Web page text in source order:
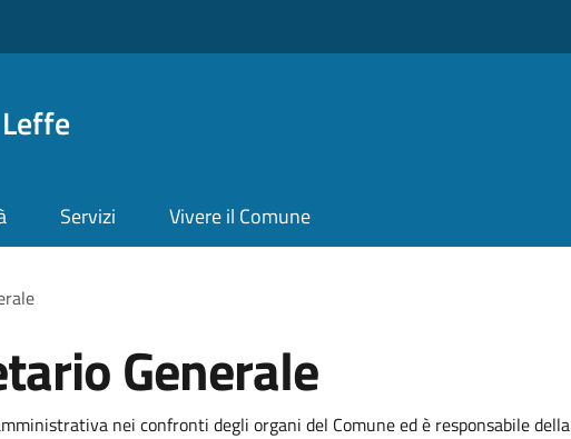
Servizi Vivere il Comune
Generale
nei confronti degli organi del Comune ed è responsabile della